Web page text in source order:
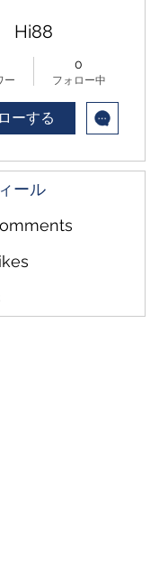
Hi88
ー
0
フォロー中
ーする
ール